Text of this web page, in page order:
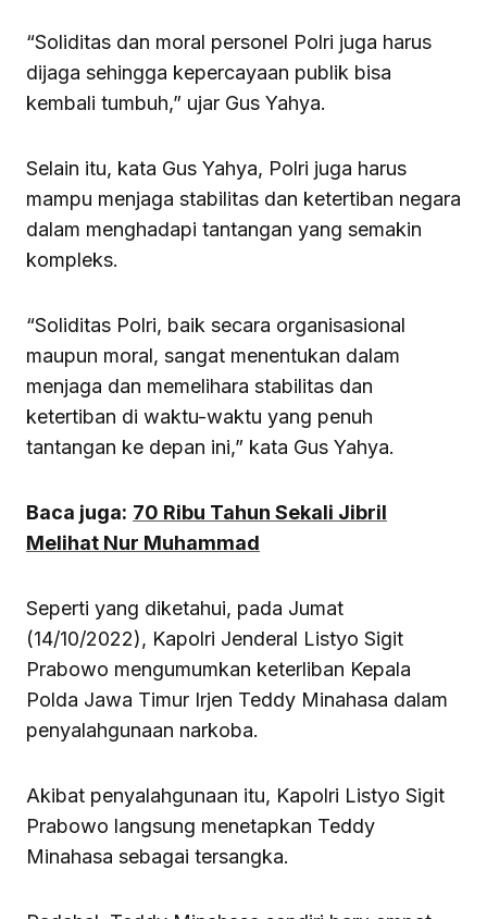
“Soliditas dan moral personel Polri juga harus
dijaga sehingga kepercayaan publik bisa
kembali tumbuh,” ujar Gus Yahya.
Selain itu, kata Gus Yahya, Polri juga harus
mampu menjaga stabilitas dan ketertiban negara
dalam menghadapi tantangan yang semakin
kompleks.
“Soliditas Polri, baik secara organisasional
maupun moral, sangat menentukan dalam
menjaga dan memelihara stabilitas dan
ketertiban di waktu-waktu yang penuh
tantangan ke depan ini,” kata Gus Yahya.
Baca juga: 70 Ribu Tahun Sekali Jibril
Melihat Nur Muhammad
Seperti yang diketahui, pada Jumat
(14/10/2022), Kapolri Jenderal Listyo Sigit
Prabowo mengumumkan keterliban Kepala
Polda Jawa Timur Irjen Teddy Minahasa dalam
penyalahgunaan narkoba.
Akibat penyalahgunaan itu, Kapolri Listyo Sigit
Prabowo langsung menetapkan Teddy
Minahasa sebagai tersangka.